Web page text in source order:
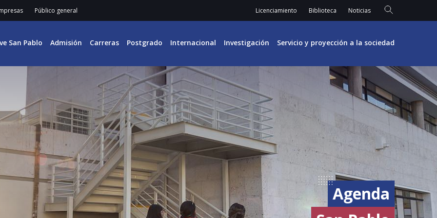
Público general Licenciamiento Biblioteca Noticias
San Pablo Admisión Carreras Postgrado Internacional Investigación Servicio y proyección a la sociedad
Agenda